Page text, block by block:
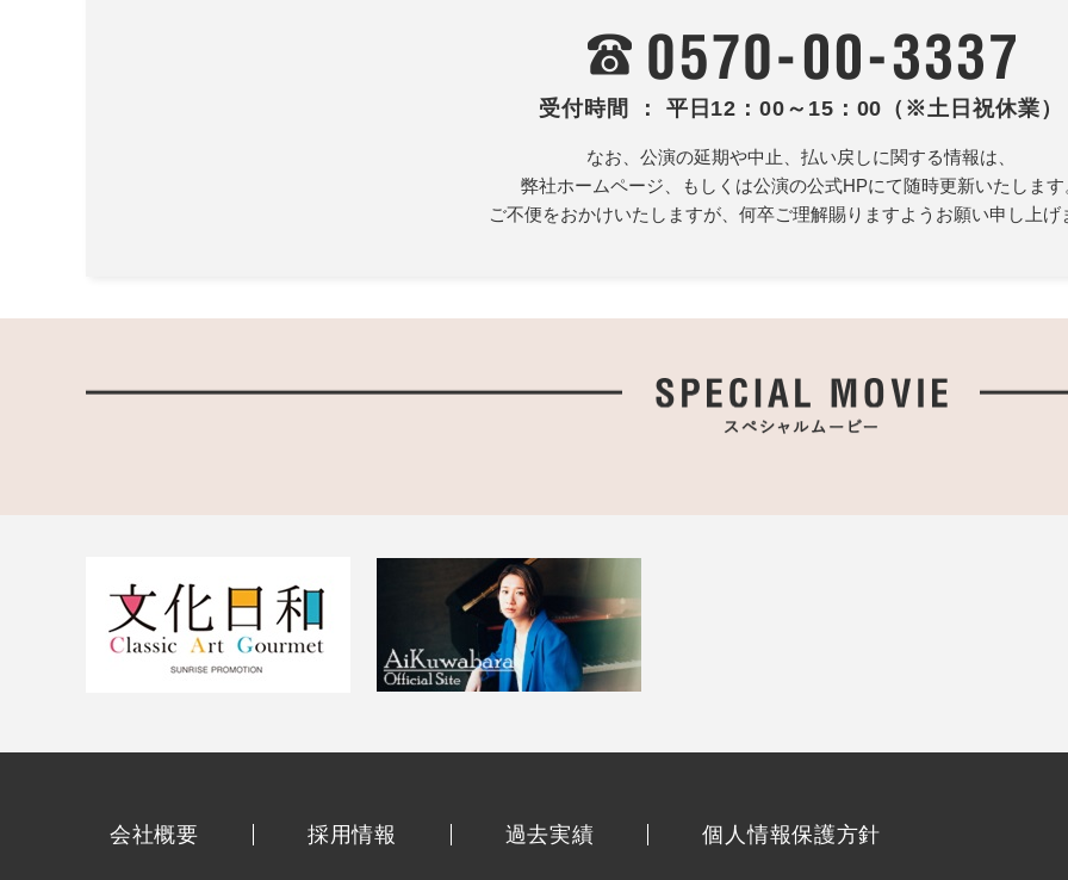
受付時間 ： 平日12：00～15：00（※土日祝休業）
なお、公演の延期や中止、払い戻しに関する情報は、
弊社ホームページ、もしくは公演の公式HPにて随時更新いたします
ご不便をおかけいたしますが、何卒ご理解賜りますようお願い申し上げ
会社概要 採用情報 過去実績 個人情報保護方針